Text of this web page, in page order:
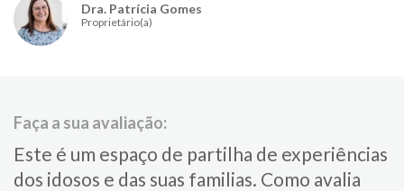
Dra. Patrícia Gomes
Proprietário(a)
Faça a sua avaliação:
Este é um espaço de partilha de experiências
dos idosos e das suas familias.​ Como avalia